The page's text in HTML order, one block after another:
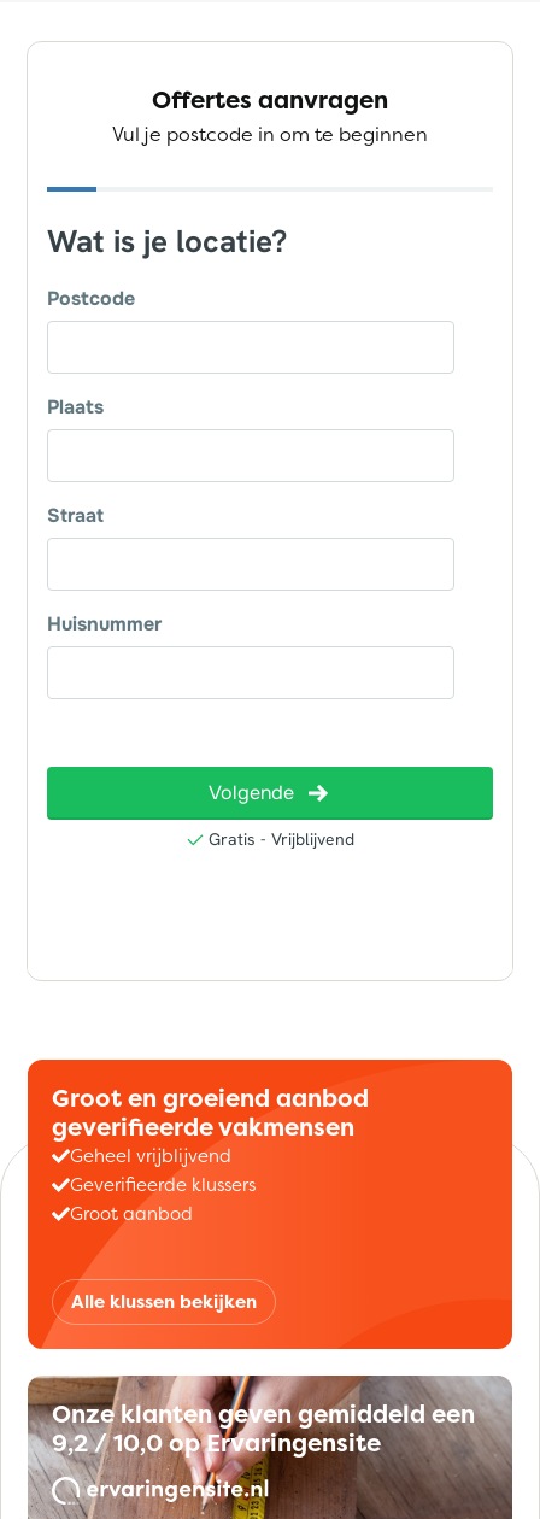
Offertes aanvragen
Vul je postcode in om te beginnen
Groot en groeiend aanbod
geverifieerde vakmensen
Geheel vrijblijvend
Geverifieerde klussers
Groot aanbod
Alle klussen bekijken
Onze klanten geven gemiddeld een
9,2 / 10,0 op Ervaringensite